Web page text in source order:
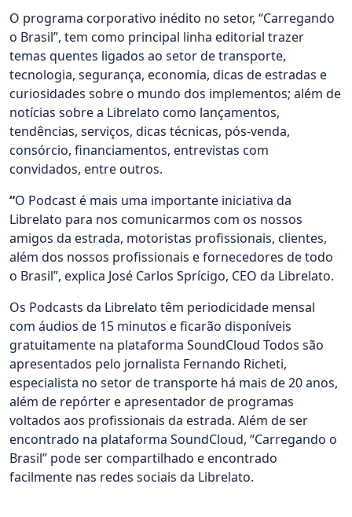
O programa corporativo inédito no setor, “Carregando
o Brasil”, tem como principal linha editorial trazer
temas quentes ligados ao setor de transporte,
tecnologia, segurança, economia, dicas de estradas e
curiosidades sobre o mundo dos implementos; além de
notícias sobre a Librelato como lançamentos,
tendências, serviços, dicas técnicas, pós-venda,
consórcio, financiamentos, entrevistas com
convidados, entre outros.
“O Podcast é mais uma importante iniciativa da
Librelato para nos comunicarmos com os nossos
amigos da estrada, motoristas profissionais, clientes,
além dos nossos profissionais e fornecedores de todo
o Brasil”, explica José Carlos Sprícigo, CEO da Librelato.
Os Podcasts da Librelato têm periodicidade mensal
com áudios de 15 minutos e ficarão disponíveis
gratuitamente na plataforma SoundCloud Todos são
apresentados pelo jornalista Fernando Richeti,
especialista no setor de transporte há mais de 20 anos,
além de repórter e apresentador de programas
voltados aos profissionais da estrada. Além de ser
encontrado na plataforma SoundCloud, “Carregando o
Brasil” pode ser compartilhado e encontrado
facilmente nas redes sociais da Librelato.